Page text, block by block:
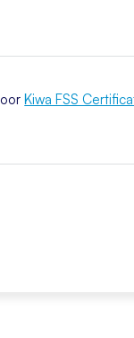
Kiwa FSS